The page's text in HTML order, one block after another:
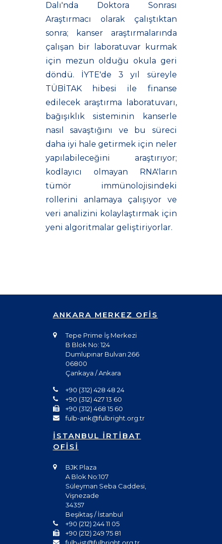
Dalı'nda Doktora Sonrası
Araştırmacı olarak çalıştıktan
sonra; kanser araştırmalarında
çalışan bir laboratuvar kurmak
için mezun olduğu okula geri
döndü. İYTE'de 3 yıl süreyle
TÜBİTAK hibesi ile finanse
edilecek araştırma laboratuvarı,
bağışıklık sisteminin kanserle
nasıl savaştığını ve bu süreci
daha iyi hale getirmek için neler
yapılabileceğini araştırıyor;
kodlayıcı olmayan RNA'ların
tümör immünolojisindeki
rollerini anlamaya çalışıyor ve
veri analizini kolaylaştırmak için
yeni algoritmalar geliştiriyorlar.
ANKARA MERKEZ OFİS
Tepe Prime İş Merkezi
B Blok No: 124
Dumlupınar Bulvarı 266
06800
Çankaya / Ankara
+90 (312) 428 48 24
+90 (312) 427 13 60
+90 (312) 468 15 60
fulb-ank@fulbright.org.tr
İSTANBUL İRTİBAT
OFİSİ
BJK Plaza
A Blok No:107
Süleyman Seba Caddesi,
Vişnezade
34357
Beşiktaş / İstanbul
+90 (212) 244 11 05
+90 (212) 249 75 81